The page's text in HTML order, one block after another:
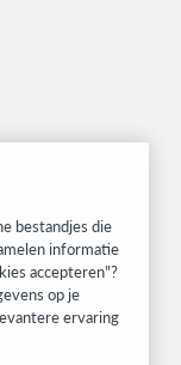
bestandjes die
informatie
accepteren"?
op je
ervaring